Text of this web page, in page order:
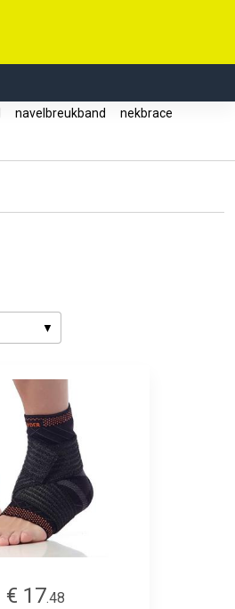
navelbreukband
nekbrace
€ 17.48